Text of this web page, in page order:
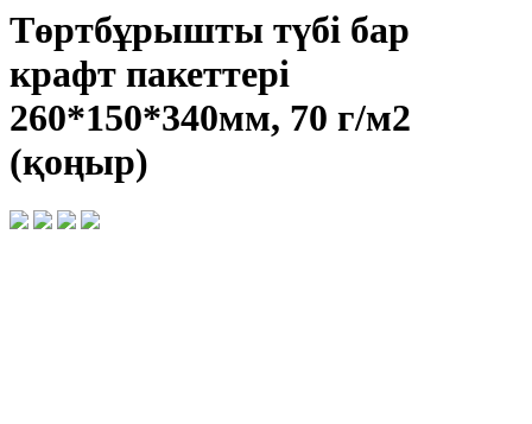
Төртбұрышты түбі бар
крафт пакеттері
260*150*340мм, 70 г/м2
(қоңыр)